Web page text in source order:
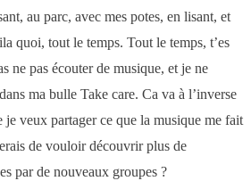
au parc, avec mes potes, en lisant, et
tout le temps. Tout le temps, t’es
ne pas écouter de musique, et je ne
ma bulle Take care. Ca va à l’inverse
je veux partager ce que la musique me fait
de vouloir découvrir plus de
par de nouveaux groupes ?